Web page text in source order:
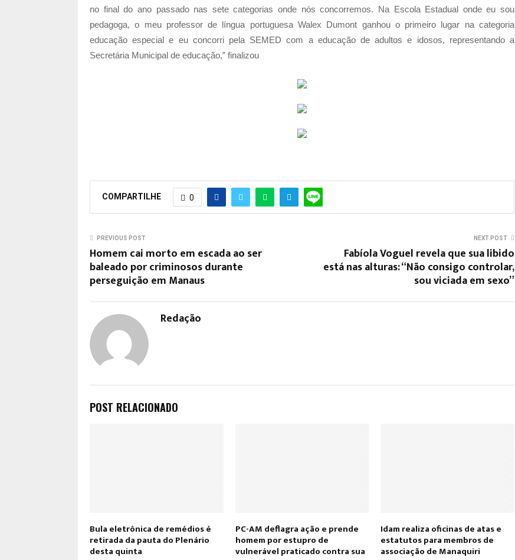
no final do ano passado nas sete categorias onde nós concorremos. Na Escola Estadual onde eu sou
pedagoga, o meu professor de língua portuguesa Walex Dumont ganhou o primeiro lugar na categoria
educação especial e eu concorri pela SEMED com a educação de adultos e idosos, representando a
Secretária Municipal de educação,” finalizou
COMPARTILHE 0
PREVIOUS POST
Homem cai morto em escada ao ser
baleado por criminosos durante
perseguição em Manaus
NEXT POST
Fabíola Voguel revela que sua libido
está nas alturas: “Não consigo controlar,
sou viciada em sexo”
Redação
POST RELACIONADO
Bula eletrônica de remédios é
retirada da pauta do Plenário
desta quinta
PC-AM deflagra ação e prende
homem por estupro de
vulnerável praticado contra sua
Idam realiza oficinas de atas e
estatutos para membros de
associação de Manaquiri